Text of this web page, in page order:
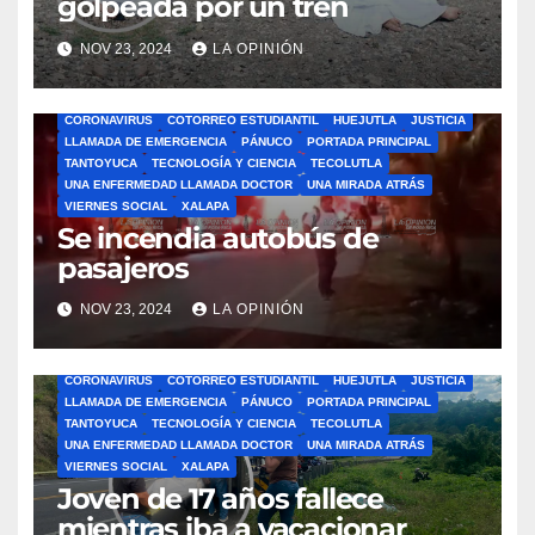
golpeada por un tren
NOV 23, 2024 LA OPINIÓN
CORONAVIRUS
COTORREO ESTUDIANTIL HUEJUTLA
JUSTICIA
LLAMADA DE EMERGENCIA
PÁNUCO
PORTADA PRINCIPAL
TANTOYUCA
TECNOLOGÍA Y CIENCIA
TECOLUTLA
UNA ENFERMEDAD LLAMADA DOCTOR
UNA MIRADA ATRÁS
VIERNES SOCIAL
XALAPA
Se incendia autobús de
pasajeros
NOV 23, 2024 LA OPINIÓN
CORONAVIRUS
COTORREO ESTUDIANTIL HUEJUTLA
JUSTICIA
LLAMADA DE EMERGENCIA
PÁNUCO
PORTADA PRINCIPAL
TANTOYUCA
TECNOLOGÍA Y CIENCIA
TECOLUTLA
UNA ENFERMEDAD LLAMADA DOCTOR
UNA MIRADA ATRÁS
VIERNES SOCIAL
XALAPA
Joven de 17 años fallece